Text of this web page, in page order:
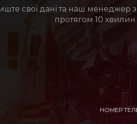
свої дані та наш менеджер
протягом 10 хвилин
НОМЕР